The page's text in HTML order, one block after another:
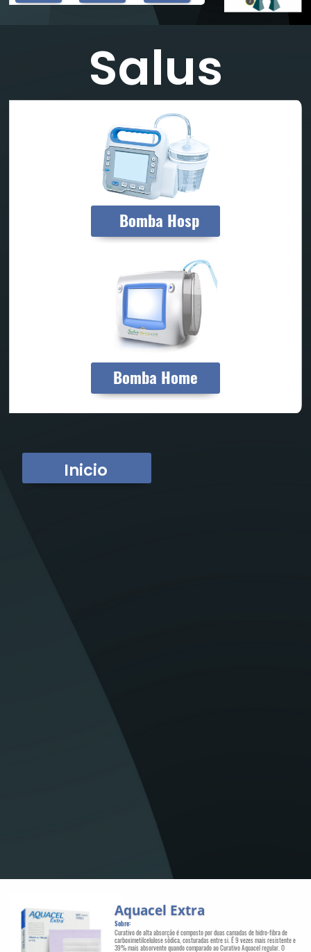
Salus
Bomba Hosp
Bomba Home
Inicio
Aquacel Extra
Sobre:
Curativo de alta absorção é composto por duas camadas de hidro-fibra de
carboximetilcelulose sódica, costuradas entre si. É 9 vezes mais resistente e
39% mais absorvente quando comparado ao Curativo Aquacel regular. O